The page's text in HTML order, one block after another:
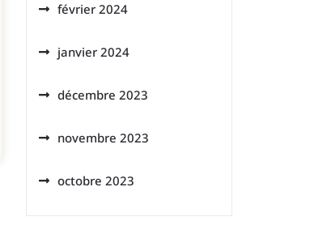
février 2024
janvier 2024
décembre 2023
novembre 2023
octobre 2023